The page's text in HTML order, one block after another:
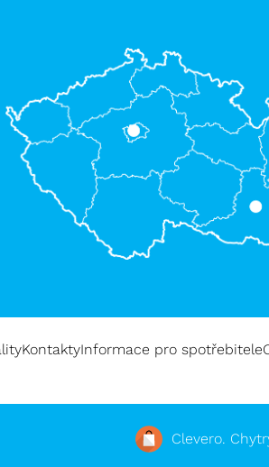
KontaktyInformace pro spotřebitele
Clevero.